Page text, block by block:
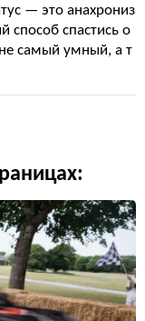
— это анахрониз
спастись о
самый умный, а т